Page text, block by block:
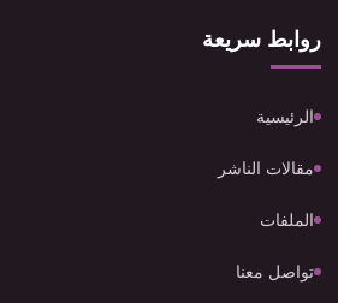
روابط سريعة
الرئيسية
مقالات الناشر
الملفات
تواصل معنا